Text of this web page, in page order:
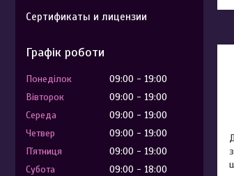
Сертификаты и лицензии
Графік роботи
Понеділок 09:00
19:00
Вівторок
09:00
19:00
Середа
09:00
19:00
Четвер
09:00
19:00
Пʼятниця
09:00
19:00
Субота
09:00
18:00